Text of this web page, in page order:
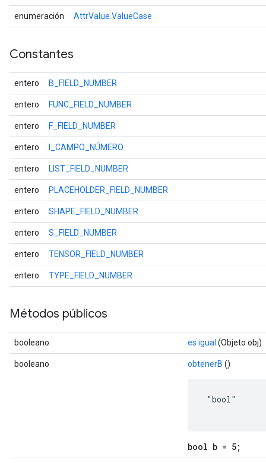
enumeración AttrValue.ValueCase
Constantes
entero B_FIELD_NUMBER
entero FUNC_FIELD_NUMBER
entero F_FIELD_NUMBER
entero I_CAMPO_NÚMERO
entero LIST_FIELD_NUMBER
entero PLACEHOLDER_FIELD_NUMBER
entero SHAPE_FIELD_NUMBER
entero S_FIELD_NUMBER
entero TENSOR_FIELD_NUMBER
entero TYPE_FIELD_NUMBER
Métodos públicos
booleano es igual (Objeto obj)
booleano obtenerB ()
"bool"
bool b = 5;